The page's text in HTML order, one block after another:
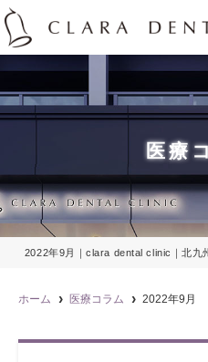
医療
2022年9月｜clara dental clinic｜北九
ホーム 医療コラム 2022年9月